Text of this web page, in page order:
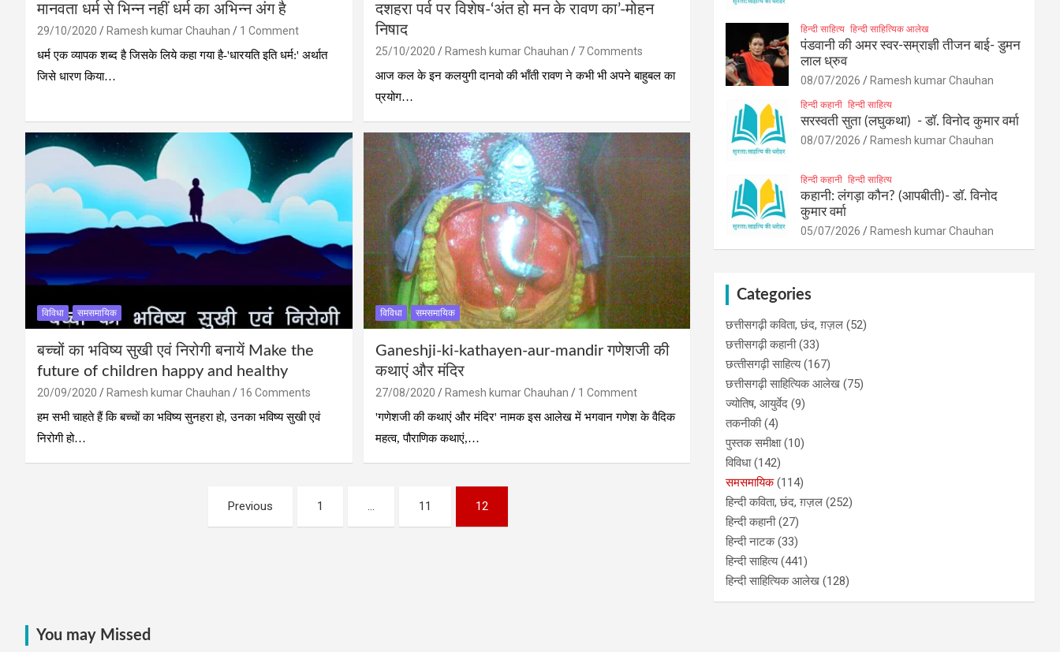
मानवता धर्म से भिन्‍न नहीं धर्म का अभिन्‍न अंग है
29/10/2020 Ramesh kumar Chauhan
1 Comment
धर्म एक व्‍यापक शब्‍द है जिसके लिये कहा गया है-'धारयति इति धर्म:' अर्थात
जिसे धारण किया…
दशहरा पर्व पर विशेष-‘अंत हो मन के रावण का’-मोहन
निषाद
25/10/2020 Ramesh kumar Chauhan
7 Comments
आज कल के इन कलयुगी दानवो की भाँती रावण ने कभी भी अपने बाहुबल का
प्रयोग…
विविधा समसमायिक
बच्चों का भविष्य सुखी एवं निरोगी बनायें Make the
future of children happy and healthy
20/09/2020 Ramesh kumar Chauhan
16 Comments
हम सभी चाहते हैं कि बच्‍चों का भविष्‍य सुनहरा हो, उनका भविष्‍य सुखी एवं
निरोगी हो…
विविधा समसमायिक
Ganeshji-ki-kathayen-aur-mandir गणेशजी की
कथाएं और मंदिर
27/08/2020 Ramesh kumar Chauhan
1 Comment
'गणेशजी की कथाएं और मंदिर' नामक इस आलेख में भगवान गणेश के वैदिक
महत्‍व, पौराणिक कथाएं,…
Previous 1 11 12
हिन्दी साहित्य हिन्दी साहित्यिक आलेख
पंडवानी की अमर स्वर-सम्राज्ञी तीजन बाई- डुमन
लाल ध्रुव
08/07/2026 Ramesh kumar Chauhan
हिन्दी कहानी हिन्दी साहित्य
सरस्वती सुता (लघुकथा) ​- डॉ. विनोद कुमार वर्मा
08/07/2026 Ramesh kumar Chauhan
हिन्दी कहानी हिन्दी साहित्य
कहानी: लंगड़ा कौन? (आपबीती)​- डॉ. विनोद
कुमार वर्मा
05/07/2026 Ramesh kumar Chauhan
Categories
छत्तीसगढ़ी कविता, छंद, ग़ज़ल (52)
छत्तीसगढ़ी कहानी(33)
छत्‍तीसगढ़ी साहित्‍य(167)
छत्तीसगढ़ी साहित्यिक आलेख (75)
ज्योतिष, आयुर्वेद (9)
तकनीकी(4)
पुस्‍तक समीक्षा(10)
विविधा(142)
समसमायिक(114)
हिन्दी कविता, छंद, ग़ज़ल (252)
हिन्दी कहानी(27)
हिन्‍दी नाटक(33)
हिन्दी साहित्य(441)
हिन्दी साहित्यिक आलेख (128)
You may Missed